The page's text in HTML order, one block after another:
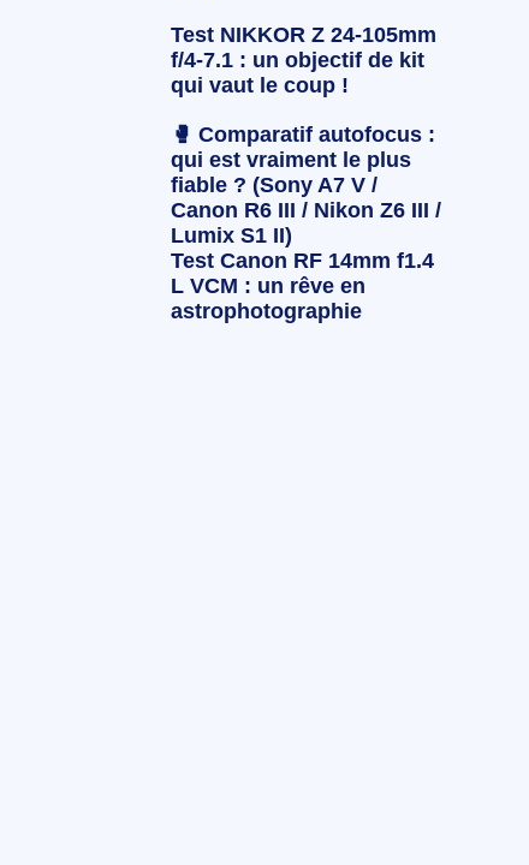
Test NIKKOR Z 24-105mm
f/4-7.1 : un objectif de kit
qui vaut le coup !
🥊 Comparatif autofocus :
qui est vraiment le plus
fiable ? (Sony A7 V /
Canon R6 III / Nikon Z6 III /
Lumix S1 II)
Test Canon RF 14mm f1.4
L VCM : un rêve en
astrophotographie